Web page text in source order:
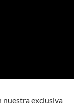
nuestra exclusiva